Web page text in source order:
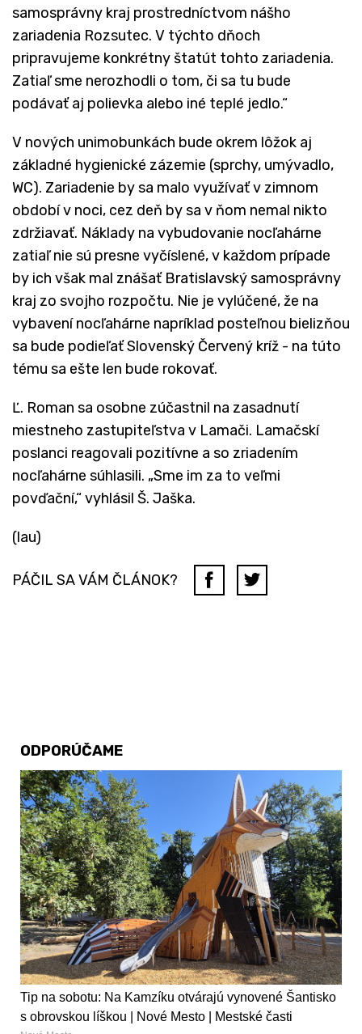
samosprávny kraj prostredníctvom nášho
zariadenia Rozsutec. V týchto dňoch
pripravujeme konkrétny štatút tohto zariadenia.
Zatiaľ sme nerozhodli o tom, či sa tu bude
podávať aj polievka alebo iné teplé jedlo.“
V nových unimobunkách bude okrem lôžok aj
základné hygienické zázemie (sprchy, umývadlo,
WC). Zariadenie by sa malo využívať v zimnom
období v noci, cez deň by sa v ňom nemal nikto
zdržiavať. Náklady na vybudovanie nocľahárne
zatiaľ nie sú presne vyčíslené, v každom prípade
by ich však mal znášať Bratislavský samosprávny
kraj zo svojho rozpočtu. Nie je vylúčené, že na
vybavení nocľahárne napríklad posteľnou bielizňou
sa bude podieľať Slovenský Červený kríž - na túto
tému sa ešte len bude rokovať.
Ľ. Roman sa osobne zúčastnil na zasadnutí
miestneho zastupiteľstva v Lamači. Lamačskí
poslanci reagovali pozitívne a so zriadením
nocľahárne súhlasili. „Sme im za to veľmi
povďační,“ vyhlásil Š. Jaška.
(lau)
PÁČIL SA VÁM ČLÁNOK?
ODPORÚČAME
Tip na sobotu: Na Kamzíku otvárajú vynovené Šantisko
s obrovskou líškou | Nové Mesto | Mestské časti